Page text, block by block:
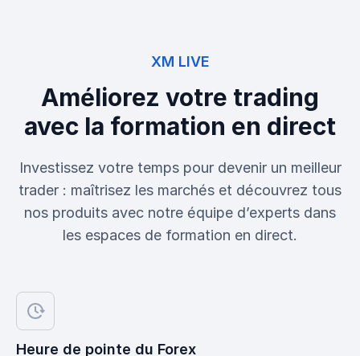
XM LIVE
Améliorez votre trading
avec la formation en direct
Investissez votre temps pour devenir un meilleur
trader : maîtrisez les marchés et découvrez tous
nos produits avec notre équipe d’experts dans
les espaces de formation en direct.
Heure de pointe du Forex